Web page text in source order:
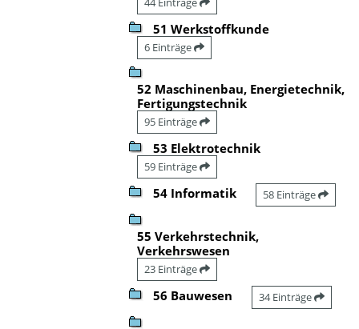
51 Werkstoffkunde
6 Einträge
52 Maschinenbau, Energietechnik,
Fertigungstechnik
95 Einträge
53 Elektrotechnik
59 Einträge
54 Informatik 58 Einträge
55 Verkehrstechnik,
Verkehrswesen
23 Einträge
56 Bauwesen 34 Einträge